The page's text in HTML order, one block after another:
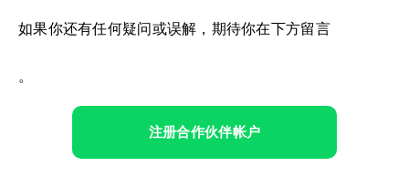
如果你还有任何疑问或误解，期待你在下方留言
。
注册合作伙伴帐户